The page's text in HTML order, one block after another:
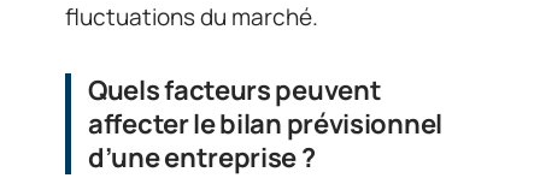
fluctuations du marché.
Quels facteurs peuvent
affecter le bilan prévisionnel
d’une entreprise ?